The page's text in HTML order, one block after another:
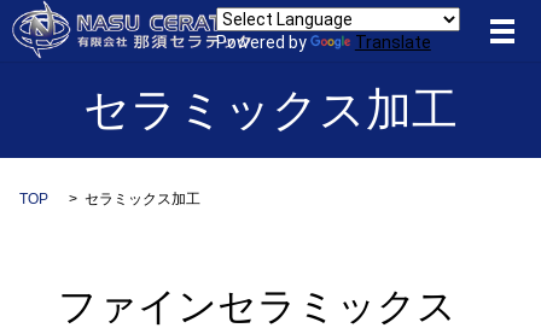
Powered by Translate メ
セラミックス加工
TOP セラミックス加工
ファインセラミックス